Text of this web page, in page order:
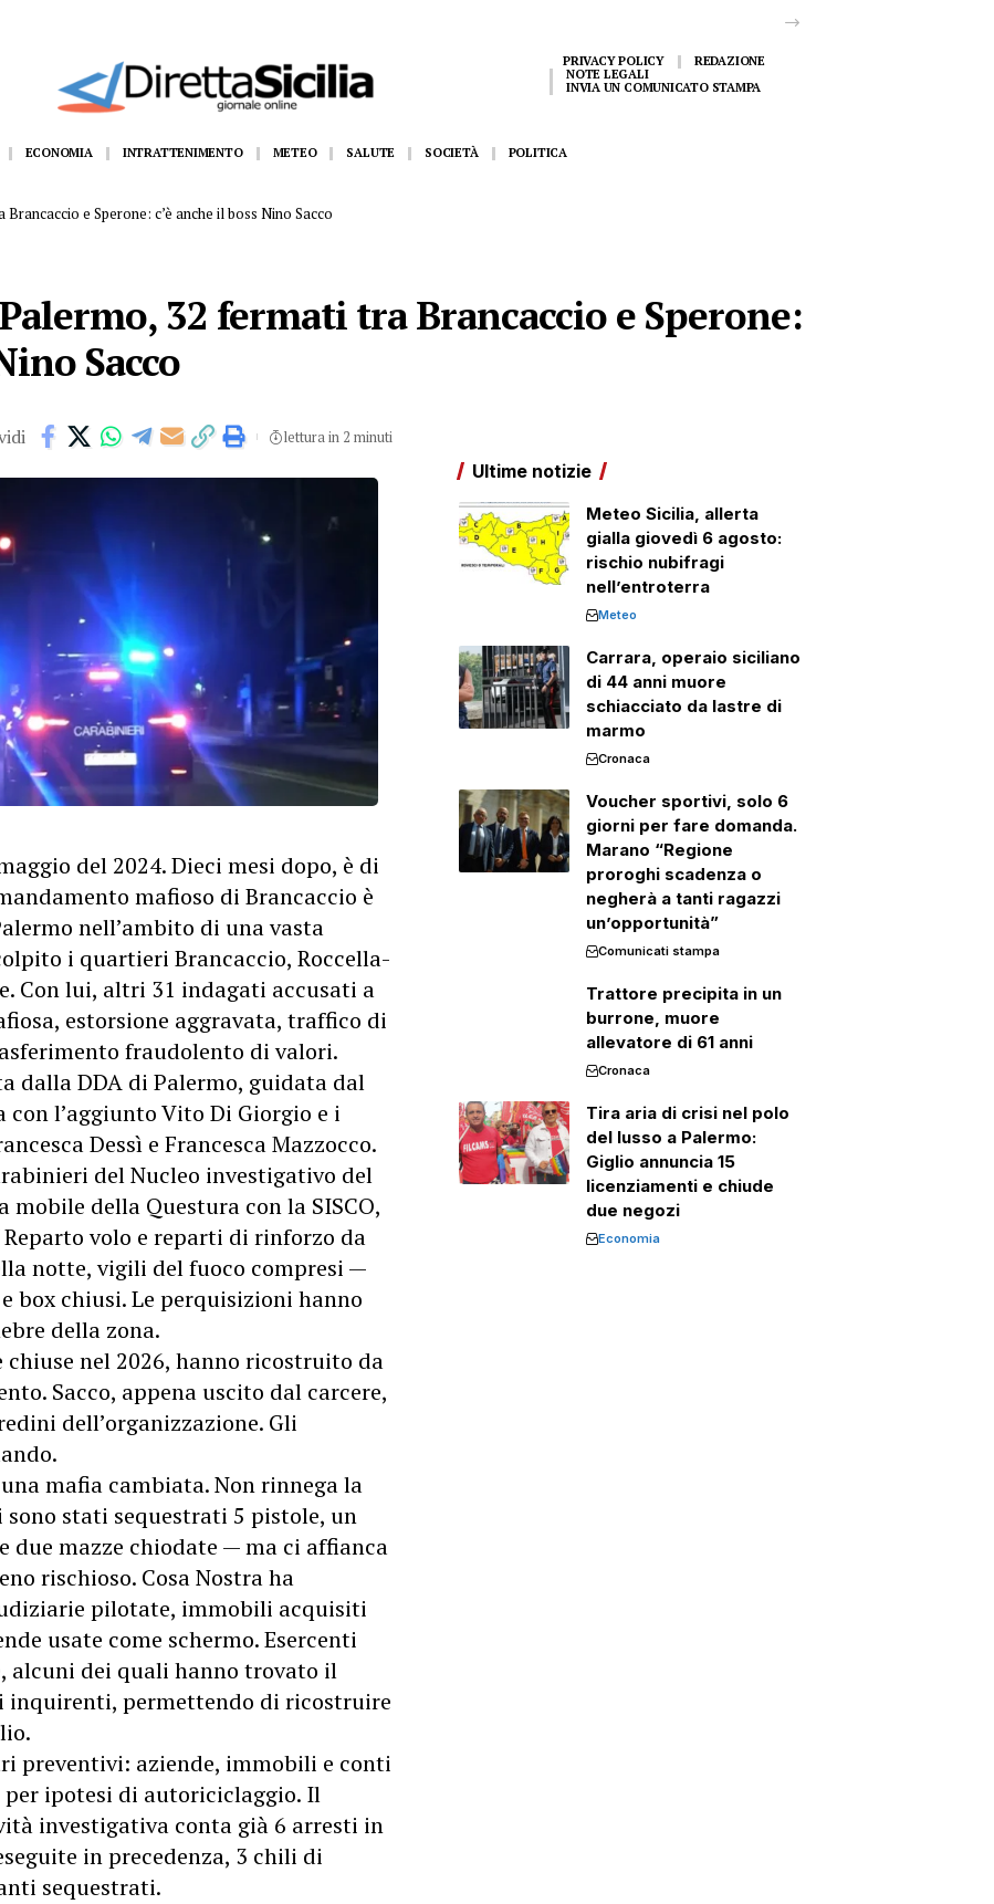
per fare domanda. Marano “Regione proroghi scadenza o negherà a tanti ragazzi un’opportunità”
PRIVACY POLICY
REDAZIONE
NOTE LEGALI
INVIA UN COMUNICATO STAMPA
ECONOMIA INTRATTENIMENTO METEO SALUTE SOCIETÀ POLITICA
e Sperone: c’è anche il boss Nino Sacco
32 fermati tra Brancaccio e Sperone:
Sacco
lettura in 2 minuti
del 2024. Dieci mesi dopo, è di
mafioso di Brancaccio è
nell’ambito di una vasta
i quartieri Brancaccio, Roccella-
Con lui, altri 31 indagati accusati a
estorsione aggravata, traffico di
fraudolento di valori.
dalla DDA di Palermo, guidata dal
l’aggiunto Vito Di Giorgio e i
Dessì e Francesca Mazzocco.
del Nucleo investigativo del
mobile della Questura con la SISCO,
volo e reparti di rinforzo da
notte, vigili del fuoco compresi —
box chiusi. Le perquisizioni hanno
della zona.
nel 2026, hanno ricostruito da
Sacco, appena uscito dal carcere,
dell’organizzazione. Gli
mafia cambiata. Non rinnega la
stati sequestrati 5 pistole, un
due mazze chiodate — ma ci affianca
rischioso. Cosa Nostra ha
pilotate, immobili acquisiti
usate come schermo. Esercenti
alcuni dei quali hanno trovato il
inquirenti, permettendo di ricostruire
preventivi: aziende, immobili e conti
ipotesi di autoriciclaggio. Il
investigativa conta già 6 arresti in
in precedenza, 3 chili di
sequestrati.
Ultime notizie
Meteo Sicilia, allerta
gialla giovedì 6 agosto:
rischio nubifragi
nell’entroterra
Meteo
Carrara, operaio siciliano
di 44 anni muore
schiacciato da lastre di
marmo
Cronaca
Voucher sportivi, solo 6
giorni per fare domanda.
Marano “Regione
proroghi scadenza o
negherà a tanti ragazzi
un’opportunità”
Comunicati stampa
Trattore precipita in un
burrone, muore
allevatore di 61 anni
Cronaca
Tira aria di crisi nel polo
del lusso a Palermo:
Giglio annuncia 15
licenziamenti e chiude
due negozi
Economia